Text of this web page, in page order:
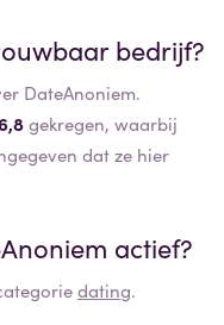
bedrijf?
DateAnoniem.
gekregen, waarbij
dat ze hier
actief?
dating.